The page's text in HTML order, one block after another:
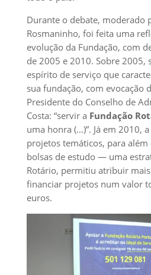
Durante o debate, moderado
Rosmaninho, foi feita uma
evolução da Fundação, com
de 2005 e 2010. Sobre 2005,
espírito de serviço que
sua fundação, com evocação
Presidente do Conselho de
Costa: “servir a Fundação
uma honra (…)”. Já em 2010, a
projetos temáticos, para
bolsas de estudo — uma
Rotário, permitiu atribuir
financiar projetos num valor
euros.